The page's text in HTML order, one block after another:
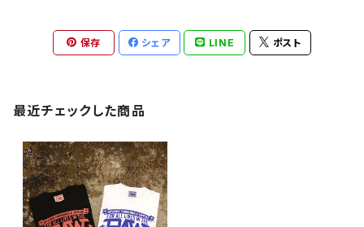
保存 シェア LINE ポスト
最近チェックした商品